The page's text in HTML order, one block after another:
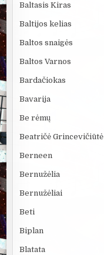
Baltasis Kiras
Baltijos kelias
Baltos snaigės
Baltos Varnos
Bardačiokas
Bavarija
Be rėmų
Beatričė Grincevičiūtė
Berneen
Bernužėlia
Bernužėliai
Beti
Biplan
Blatata